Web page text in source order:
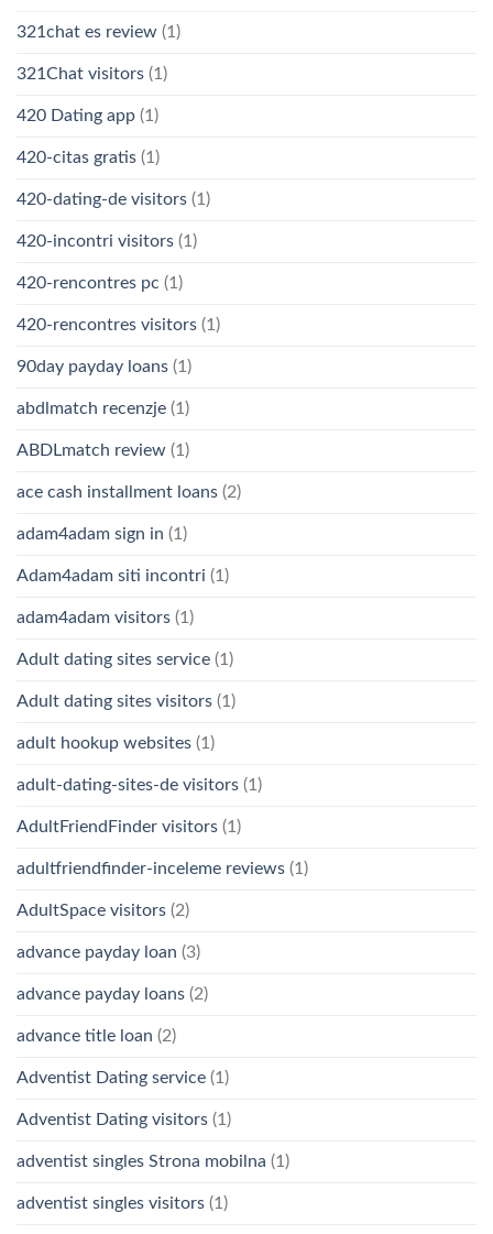
321chat es review (1)
321Chat visitors (1)
420 Dating app (1)
420-citas gratis (1)
420-dating-de visitors (1)
420-incontri visitors (1)
420-rencontres pc (1)
420-rencontres visitors (1)
90day payday loans (1)
abdlmatch recenzje (1)
ABDLmatch review (1)
ace cash installment loans (2)
adam4adam sign in (1)
Adam4adam siti incontri (1)
adam4adam visitors (1)
Adult dating sites service (1)
Adult dating sites visitors (1)
adult hookup websites (1)
adult-dating-sites-de visitors (1)
AdultFriendFinder visitors (1)
adultfriendfinder-inceleme reviews (1)
AdultSpace visitors (2)
advance payday loan (3)
advance payday loans (2)
advance title loan (2)
Adventist Dating service (1)
Adventist Dating visitors (1)
adventist singles Strona mobilna (1)
adventist singles visitors (1)